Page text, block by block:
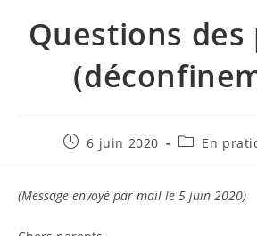
Questions
Publication
6 juin 2020
PostEn
(Message envoyé par mail le 5 juin 2020)